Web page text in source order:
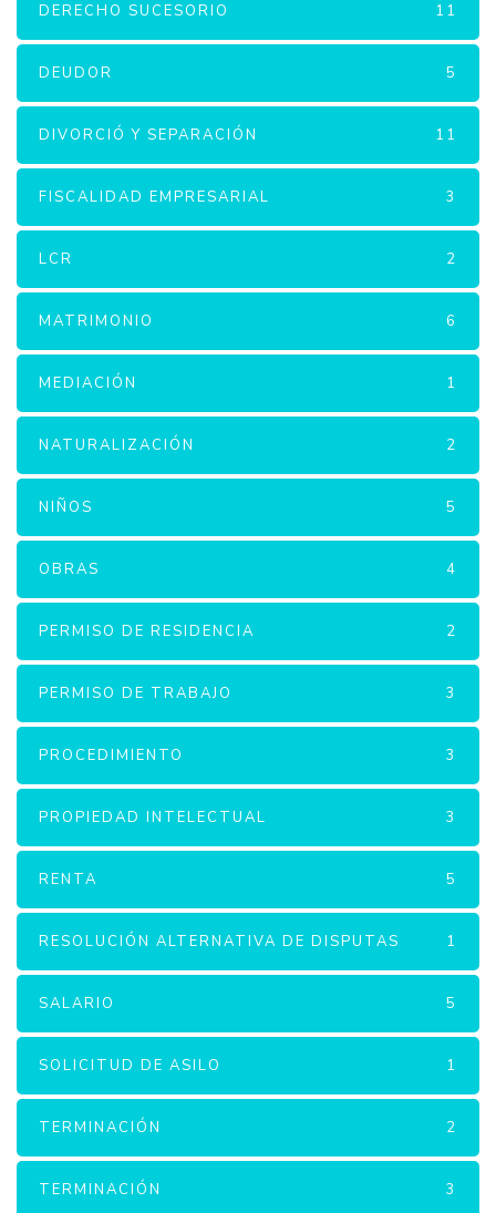
DERECHO SUCESORIO 11
DEUDOR 5
DIVORCIÓ Y SEPARACIÓN 11
FISCALIDAD EMPRESARIAL 3
LCR 2
MATRIMONIO 6
MEDIACIÓN 1
NATURALIZACIÓN 2
NIÑOS 5
OBRAS 4
PERMISO DE RESIDENCIA 2
PERMISO DE TRABAJO 3
PROCEDIMIENTO 3
PROPIEDAD INTELECTUAL 3
RENTA 5
RESOLUCIÓN ALTERNATIVA DE DISPUTAS 1
SALARIO 5
SOLICITUD DE ASILO 1
TERMINACIÓN 2
TERMINACIÓN 3